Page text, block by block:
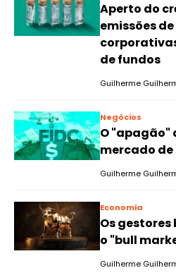
Aperto do
emissões
de fundos
Guilherme
Negócios
O "apagão"
mercado de
Guilherme
Economia
Os
o "bull
Guilherme